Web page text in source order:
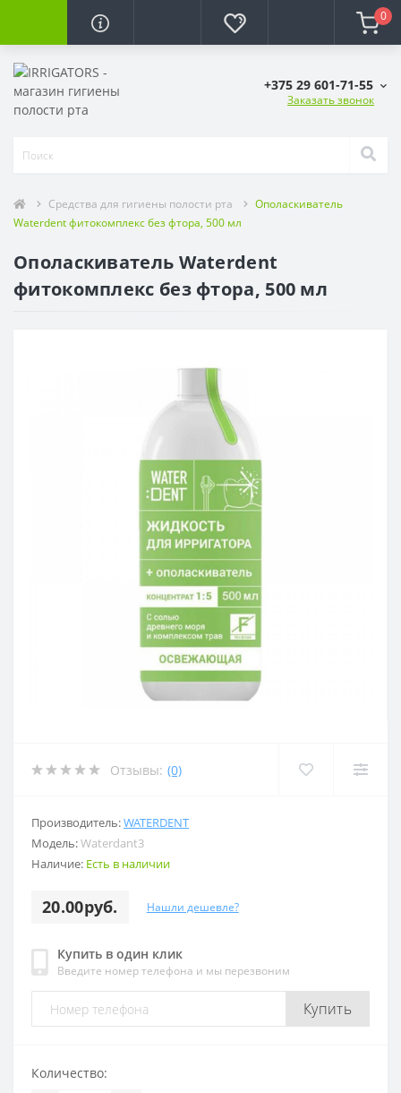
0
+375 29 601-71-55
Заказать звонок
Средства для гигиены полости рта
Ополаскиватель
Waterdent фитокомплекс без фтора, 500 мл
Ополаскиватель Waterdent
фитокомплекс без фтора, 500 мл
Отзывы: (0)
Производитель:WATERDENT
Модель:Waterdant3
Наличие: Есть в наличии
20.00руб. Нашли дешевле?
Купить в один клик
Введите номер телефона и мы перезвоним
Купить
Количество: